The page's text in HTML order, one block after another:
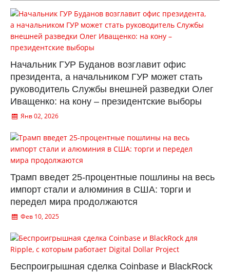
Начальник ГУР Буданов возглавит офис
президента, а начальником ГУР может стать
руководитель Службы внешней разведки Олег
Иващенко: на кону – президентские выборы
Янв 02, 2026
Трамп введет 25-процентные пошлины на весь
импорт стали и алюминия в США: торги и
передел мира продолжаются
Фев 10, 2025
Беспроигрышная сделка Coinbase и BlackRock